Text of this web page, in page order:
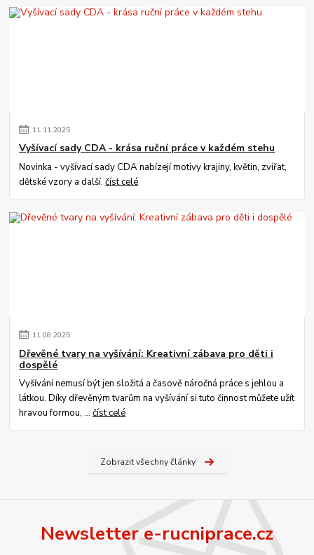
11.11.2025
Vyšívací sady CDA - krása ruční práce v každém stehu
Novinka - vyšívací sady CDA nabízejí motivy krajiny, květin, zvířat,
dětské vzory a další.číst celé
11.08.2025
Dřevěné tvary na vyšívání: Kreativní zábava pro děti i
dospělé
Vyšívání nemusí být jen složitá a časově náročná práce s jehlou a
látkou. Díky dřevěným tvarům na vyšívání si tuto činnost můžete užít
hravou formou, ...číst celé
Zobrazit všechny články
Newsletter e-rucniprace.cz